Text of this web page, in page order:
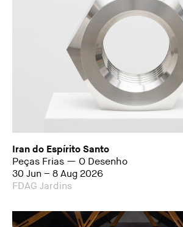
Iran do Espírito Santo
Peças Frias — O Desenho
30 Jun – 8 Aug 2026
FDAG Jardins